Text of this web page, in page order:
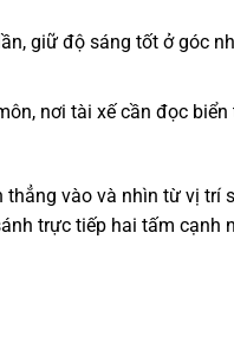
giữ độ sáng tốt ở góc
nơi tài xế cần đọc biển
thẳng vào và nhìn từ vị trí
trực tiếp hai tấm cạnh